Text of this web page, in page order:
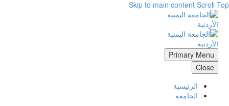
Skip to main content Scroll Top
Primary Menu
Close
الرئيسية
الجامعة